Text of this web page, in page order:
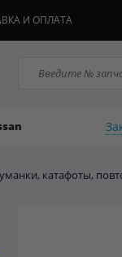
И ОПЛАТА
катафоты,